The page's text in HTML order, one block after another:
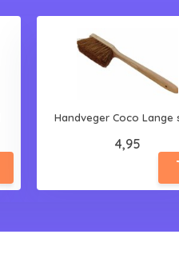
Handveger Coco Lange
4,95